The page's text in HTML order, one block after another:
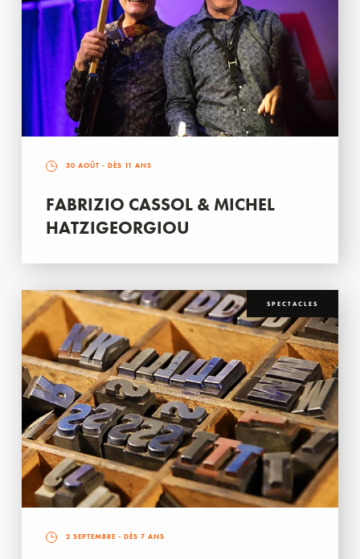
30 AOÛT - DÈS 11 ANS
FABRIZIO CASSOL & MICHEL
HATZIGEORGIOU
SPECTACLES
2 SEPTEMBRE - DÈS 7 ANS